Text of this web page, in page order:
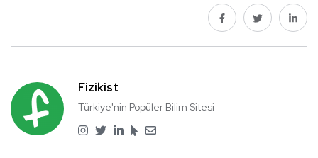
Fizikist
Türkiye'nin Popüler Bilim Sitesi